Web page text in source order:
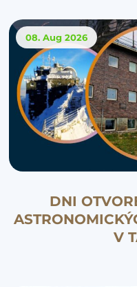
08. Aug 2026
DNI
V